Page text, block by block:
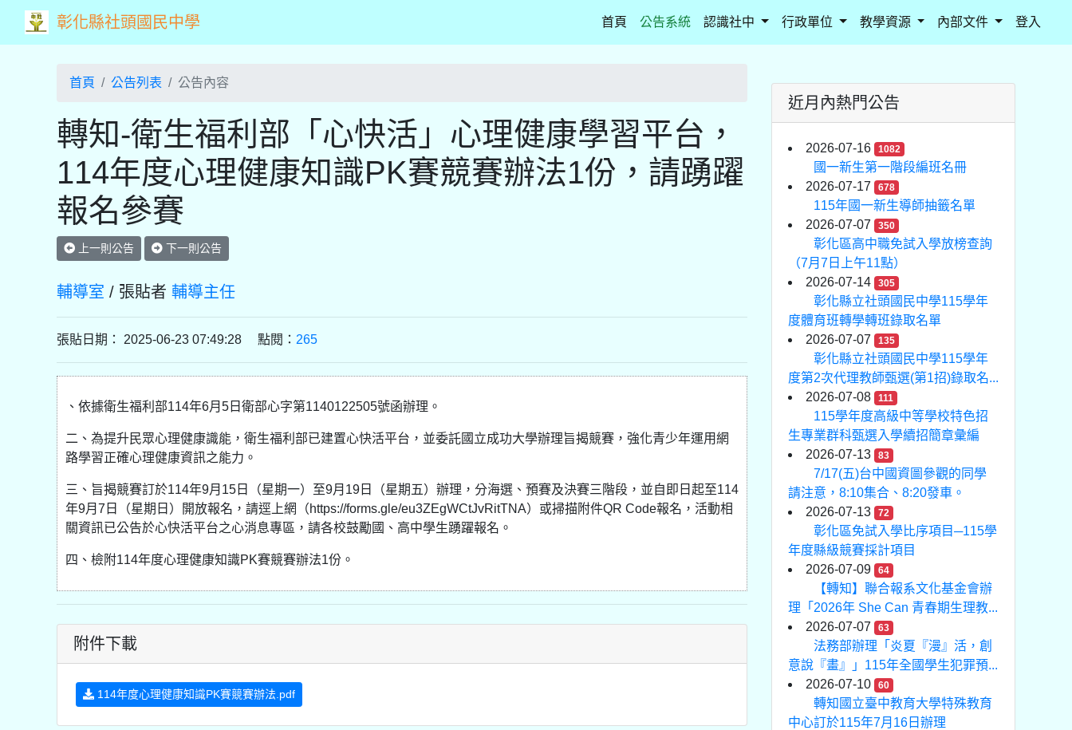
彰化縣社頭國民中學 首頁 (current)
公告系統 認識社中 行政單位 教學資源 內部文件 登入
首頁 公告列表 公告內容
轉知-衛生福利部「心快活」心理健康學習平台，
114年度心理健康知識PK賽競賽辦法1份，請踴躍
報名參賽
上一則公告 下一則公告
輔導室 / 張貼者 輔導主任
張貼日期： 2025-06-23 07:49:28 點閱： 265
、依據衛生福利部114年6月5日衛部心字第1140122505號函辦理。
二、為提升民眾心理健康識能，衛生福利部已建置心快活平台，並委託國立成功大學辦理旨揭競賽，強化青少年運用網
路學習正確心理健康資訊之能力。
三、旨揭競賽訂於114年9月15日（星期一）至9月19日（星期五）辦理，分海選、預賽及決賽三階段，並自即日起至114
年9月7日（星期日）開放報名，請逕上網（https://forms.gle/eu3ZEgWCtJvRitTNA）或掃描附件QR Code報名，活動相
關資訊已公告於心快活平台之心消息專區，請各校鼓勵國、高中學生踴躍報名。
四、檢附114年度心理健康知識PK賽競賽辦法1份。
附件下載
114年度心理健康知識PK賽競賽辦法.pdf
近月內熱門公告
2026-07-16 1082
國一新生第一階段編班名冊
2026-07-17
678
115年國一新生導師抽籤名單
2026-07-07
350
彰化區高中職免試入學放榜查詢
（7月7日上午11點）
2026-07-14
305
彰化縣立社頭國民中學115學年
度體育班轉學轉班錄取名單
2026-07-07
135
彰化縣立社頭國民中學115學年
度第2次代理教師甄選(第1招)錄取名...
2026-07-08
111
115學年度高級中等學校特色招
生專業群科甄選入學續招簡章彙編
2026-07-13
83
7/17(五)台中國資圖參觀的同學
請注意，8:10集合、8:20發車。
2026-07-13
72
彰化區免試入學比序項目─115學
年度縣級競賽採計項目
2026-07-09
64
【轉知】聯合報系文化基金會辦
理「2026年 She Can 青春期生理教...
2026-07-07
63
法務部辦理「炎夏『漫』活，創
意說『畫』」115年全國學生犯罪預...
2026-07-10
60
轉知國立臺中教育大學特殊教育
中心訂於115年7月16日辦理